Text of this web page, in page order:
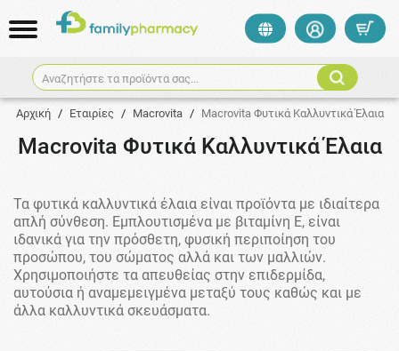
Αναζητήστε τα προϊόντα σας...
Αρχική / Εταιρίες / Macrovita / Macrovita Φυτικά Καλλυντικά Έλαια
Macrovita Φυτικά Καλλυντικά Έλαια
Τα φυτικά καλλυντικά έλαια είναι προϊόντα με ιδιαίτερα
απλή σύνθεση. Εμπλουτισμένα με βιταμίνη Ε, είναι
ιδανικά για την πρόσθετη, φυσική περιποίηση του
προσώπου, του σώματος αλλά και των μαλλιών.
Χρησιμοποιήστε τα απευθείας στην επιδερμίδα,
αυτούσια ή αναμεμειγμένα μεταξύ τους καθώς και µε
άλλα καλλυντικά σκευάσματα.